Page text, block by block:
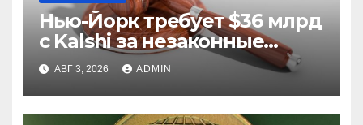
Нью-Йорк требует $36 млрд
с Kalshi за незаконные
ставки
АВГ 3, 2026 ADMIN